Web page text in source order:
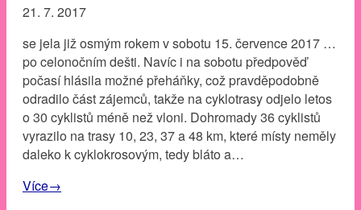
21. 7. 2017
se jela již osmým rokem v sobotu 15. července 2017 …
po celonočním dešti. Navíc i na sobotu předpověď
počasí hlásila možné přeháňky, což pravděpodobně
odradilo část zájemců, takže na cyklotrasy odjelo letos
o 30 cyklistů méně než vloni. Dohromady 36 cyklistů
vyrazilo na trasy 10, 23, 37 a 48 km, které místy neměly
daleko k cyklokrosovým, tedy bláto a…
Více→